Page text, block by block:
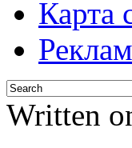
Карта
Written